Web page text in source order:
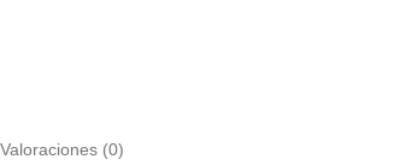
Valoraciones (0)